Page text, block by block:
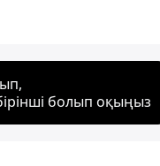
болып оқыңыз